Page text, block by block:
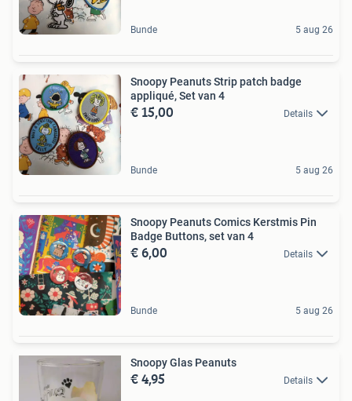
Bunde 5 aug 26
Snoopy Peanuts Strip patch badge
appliqué, Set van 4
€ 15,00 Details
Bunde 5 aug 26
Snoopy Peanuts Comics Kerstmis Pin
Badge Buttons, set van 4
€ 6,00 Details
Bunde 5 aug 26
Snoopy Glas Peanuts
€ 4,95 Details